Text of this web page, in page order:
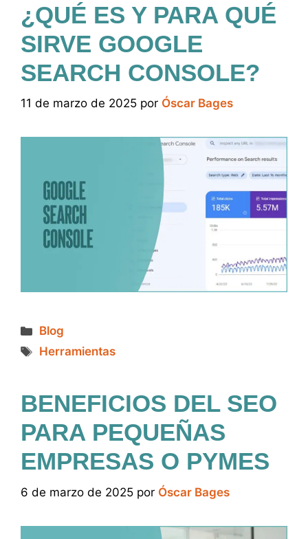
¿QUÉ ES Y PARA QUÉ
SIRVE GOOGLE
SEARCH CONSOLE?
11 de marzo de 2025 por Óscar Bages
Categorías
Blog
Etiquetas
Herramientas
BENEFICIOS DEL SEO
PARA PEQUEÑAS
EMPRESAS O PYMES
6 de marzo de 2025 por Óscar Bages